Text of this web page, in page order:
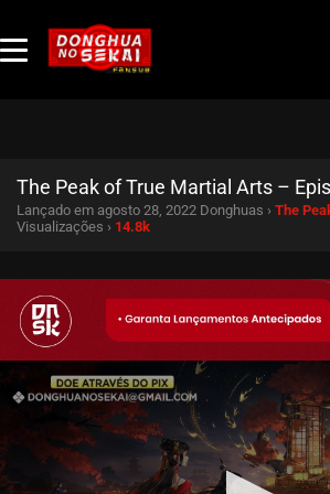
The Peak of True Martial Arts –
Lançado em agosto 28, 2022 Donghuas › The
Visualizações › 14.8k